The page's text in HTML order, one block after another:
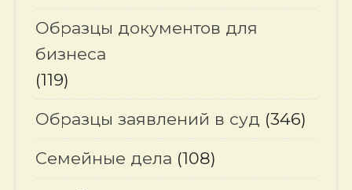
Образцы документов для
бизнеса
(119)
Образцы заявлений в суд (346)
Семейные дела (108)